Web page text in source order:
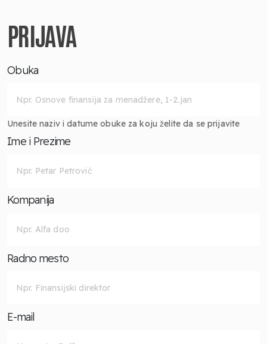
PRIJAVA
Obuka
Unesite naziv i datume obuke za koju želite da se prijavite
Ime i Prezime
Kompanija
Radno mesto
E-mail